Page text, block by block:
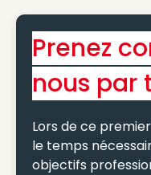
Prenez
nous par
Lors de ce
le temps
objectifs